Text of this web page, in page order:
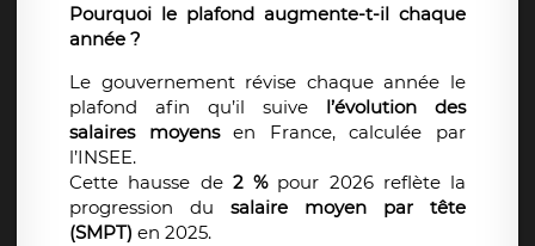
Pourquoi le plafond augmente-t-il chaque
année ?
Le gouvernement révise chaque année le
plafond afin qu’il suive l’évolution des
salaires moyensen France, calculée par
l’INSEE.
Cette hausse de 2 %pour 2026 reflète la
progression du salaire moyen par tête
(SMPT) en 2025.